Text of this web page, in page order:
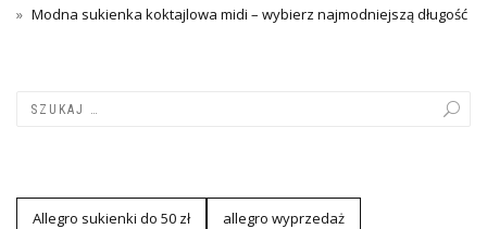
Modna sukienka koktajlowa midi – wybierz najmodniejszą długość
Allegro sukienki do 50 zł allegro wyprzedaż